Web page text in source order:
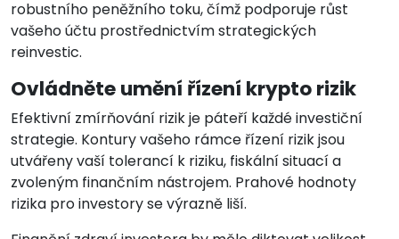
robustního peněžního toku, čímž podporuje růst
vašeho účtu prostřednictvím strategických
reinvestic.
Ovládněte umění řízení krypto rizik
Efektivní zmírňování rizik je páteří každé investiční
strategie. Kontury vašeho rámce řízení rizik jsou
utvářeny vaší tolerancí k riziku, fiskální situací a
zvoleným finančním nástrojem. Prahové hodnoty
rizika pro investory se výrazně liší.